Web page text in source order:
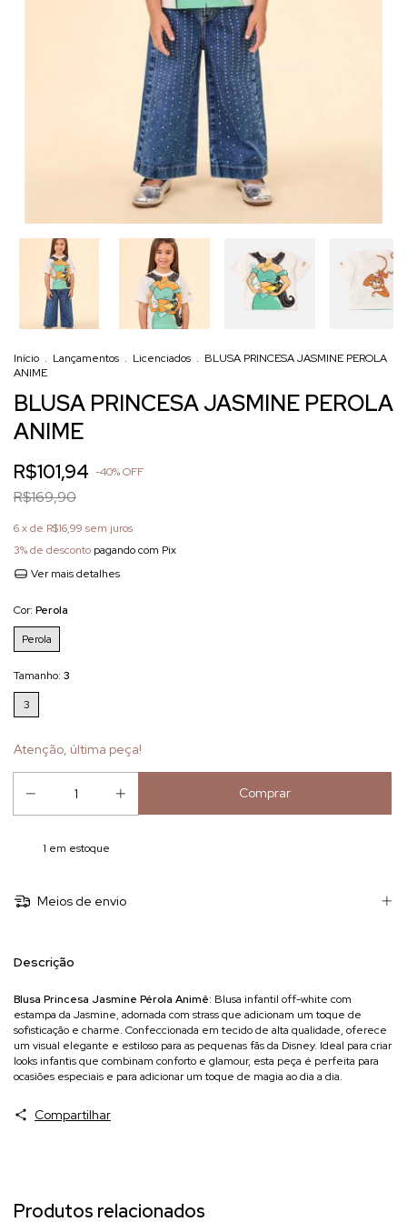
Início . Lançamentos . Licenciados . BLUSA PRINCESA JASMINE PEROLA
ANIME
BLUSA PRINCESA JASMINE PEROLA
ANIME
R$101,94 -40%OFF
R$169,90
6x de R$16,99 sem juros
3% de desconto pagando com Pix
Ver mais detalhes
Cor: Perola
Perola
Tamanho: 3
3
Atenção, última peça!
1 em estoque
Meios de envio
Descrição
Blusa Princesa Jasmine Pérola Animê: Blusa infantil off-white com
estampa da Jasmine, adornada com strass que adicionam um toque de
sofisticação e charme. Confeccionada em tecido de alta qualidade, oferece
um visual elegante e estiloso para as pequenas fãs da Disney. Ideal para criar
looks infantis que combinam conforto e glamour, esta peça é perfeita para
ocasiões especiais e para adicionar um toque de magia ao dia a dia.
Compartilhar
Produtos relacionados